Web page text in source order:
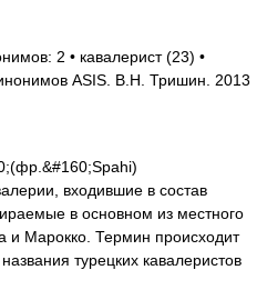
2 • кавалерист (23) •
ASIS. В.Н. Тришин. 2013
входившие в состав
в основном из местного
и Марокко. Термин происходит
турецких кавалеристов